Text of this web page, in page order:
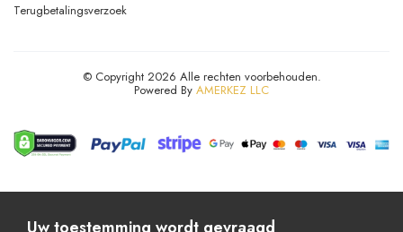
Terugbetalingsverzoek
© Copyright 2026 Alle rechten voorbehouden.
Powered By AMERKEZ LLC